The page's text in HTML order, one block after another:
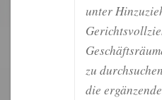
unter
zu
die